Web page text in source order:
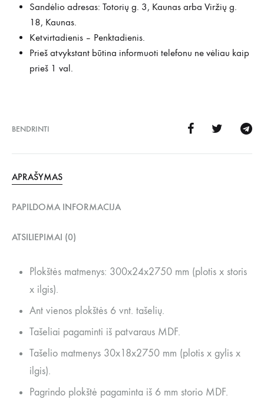
Sandėlio adresas: Totorių g. 3, Kaunas arba Viržių g.
18, Kaunas.
Ketvirtadienis – Penktadienis.
Prieš atvykstant būtina informuoti telefonu ne vėliau kaip
prieš 1 val.
BENDRINTI
APRAŠYMAS
PAPILDOMA INFORMACIJA
ATSILIEPIMAI (0)
Plokštės matmenys: 300x24x2750 mm (plotis x storis
x ilgis).
Ant vienos plokštės 6 vnt. tašelių.
Tašeliai pagaminti iš patvaraus MDF.
Tašelio matmenys 30x18x2750 mm (plotis x gylis x
ilgis).
Pagrindo plokštė pagaminta iš 6 mm storio MDF.